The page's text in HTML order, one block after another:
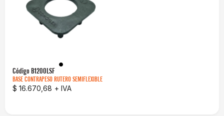
Código B1200LSF
BASE CONTRAPESO RUTERO SEMIFLEXIBLE
$ 16.670,68 + IVA